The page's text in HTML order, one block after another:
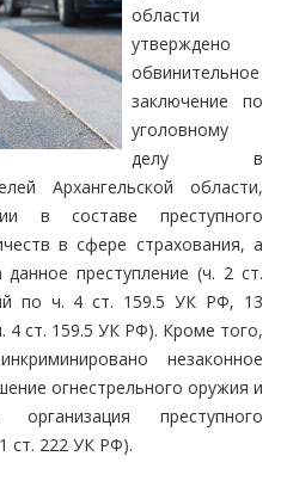
области
утверждено
обвинительное
заключение по
уголовному
делу в
Архангельской области,
в составе преступного
в сфере страхования, а
преступление (ч. 2 ст.
по ч. 4 ст. 159.5 УК РФ, 13
4 ст. 159.5 УК РФ). Кроме того,
незаконное
огнестрельного оружия и
преступного
ст. 222 УК РФ).